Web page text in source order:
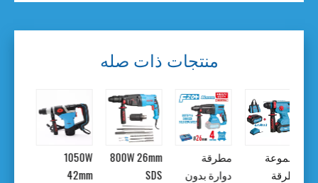
منتجات ذات صله
1050W
42mm
800W 26mm
SDS
مطرقة
دوارة بدون
مجموعة
مطرقة